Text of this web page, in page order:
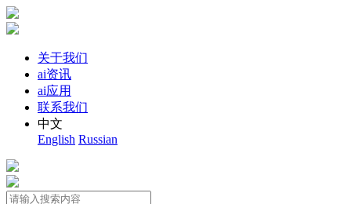
关于我们
ai资讯
ai应用
联系我们
中文
English Russian